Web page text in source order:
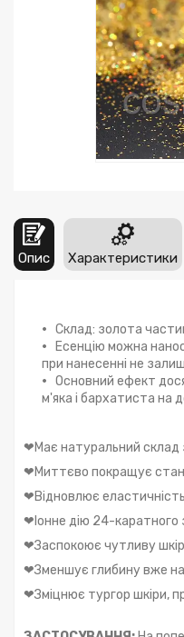
Опис Характеристики
Склад: золота
Есенцію можна
при нанесенні не
Основний ефект
м'яка і бархатиста на
❤Має натуральний склад
❤Миттєво покращує стан
❤Відновлює еластичність
❤Іонне дію 24-каратного
❤Заспокоює чутливу
❤Зменшує глибину вже
❤Зміцнює тургор шкіри,